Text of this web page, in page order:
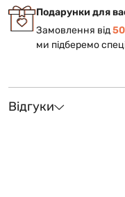
Подарунки для
Замовлення від
ми підберемо
Відгуки